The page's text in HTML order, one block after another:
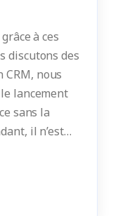
à ces
discutons des
nous
lancement
sans la
il n’est…